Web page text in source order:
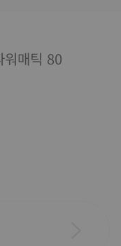
워매틱 80